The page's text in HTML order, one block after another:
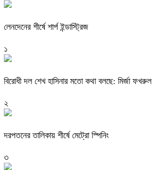
লেনদেনের শীর্ষে শার্প ইন্ডাস্ট্রিজ
১
বিরোধী দল শেখ হাসিনার মতো কথা বলছে: মির্জা ফখরুল
২
দরপতনের তালিকায় শীর্ষে মেট্রো স্পিনিং
৩